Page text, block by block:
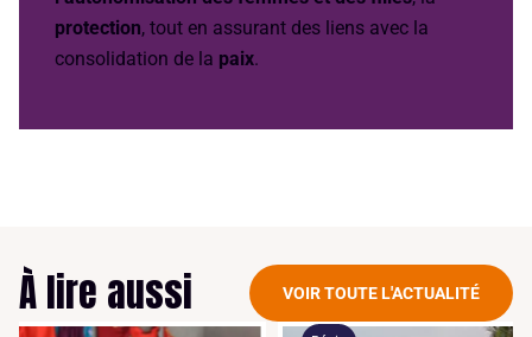
protection, tout en assurant des liens avec la
consolidation de la paix.
À lire aussi VOIR TOUTE L'ACTUALITÉ